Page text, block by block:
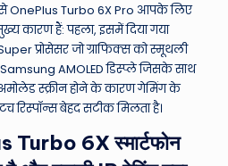
से OnePlus Turbo 6X Pro आपके लिए
कारण हैं: पहला, इसमें दिया गया
प्रोसेसर जो ग्राफिक्स को स्मूथली
Samsung AMOLED डिस्प्ले जिसके साथ
अमोलेड स्क्रीन होने के कारण गेमिंग के
रिस्पॉन्स बेहद सटीक मिलता है।
Turbo 6X स्मार्टफोन